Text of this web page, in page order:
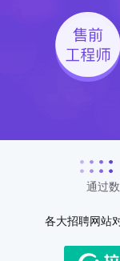
通过
各大招聘网站